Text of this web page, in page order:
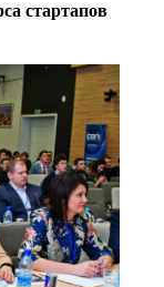
стартапов